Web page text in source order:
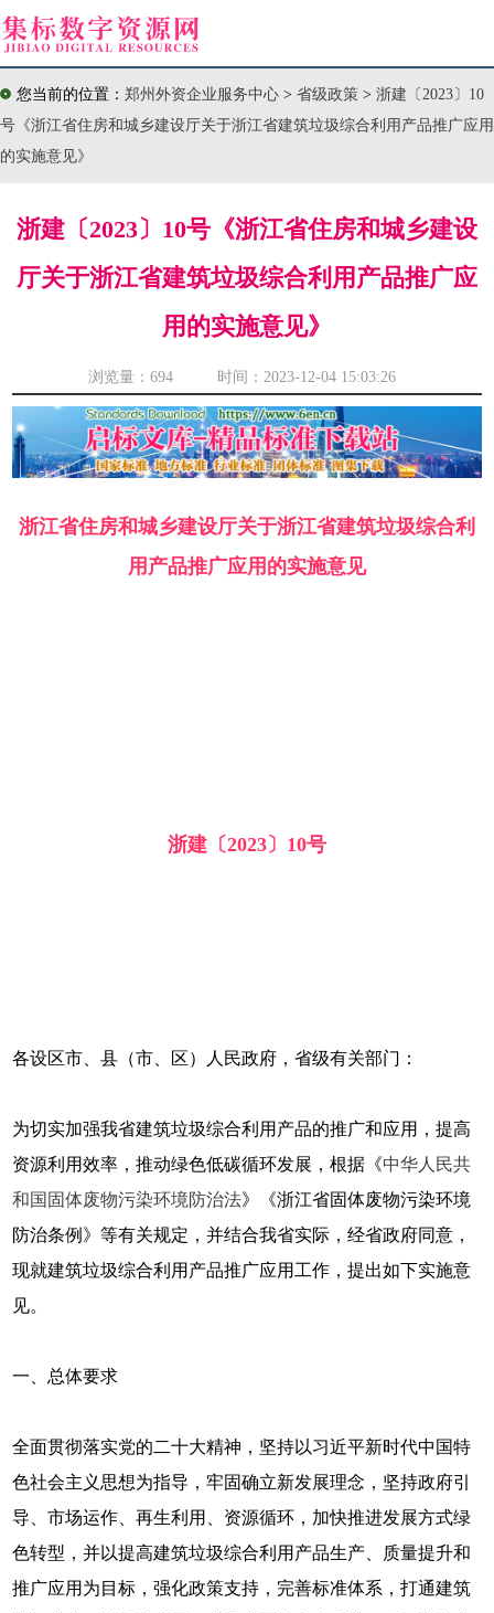
您当前的位置： 郑州外资企业服务中心 > 省级政策 > 浙建〔2023〕10
号《浙江省住房和城乡建设厅关于浙江省建筑垃圾综合利用产品推广应用
的实施意见》
浙建〔2023〕10号《浙江省住房和城乡建设
厅关于浙江省建筑垃圾综合利用产品推广应
用的实施意见》
浏览量： 694 时间：2023-12-04 15:03:26
浙江省住房和城乡建设厅关于浙江省建筑垃圾综合利
用产品推广应用的实施意见
浙建〔2023〕10号
各设区市、县（市、区）人民政府，省级有关部门：
为切实加强我省建筑垃圾综合利用产品的推广和应用，提高
资源利用效率，推动绿色低碳循环发展，根据《中华人民共
和国固体废物污染环境防治法》《浙江省固体废物污染环境
防治条例》等有关规定，并结合我省实际，经省政府同意，
现就建筑垃圾综合利用产品推广应用工作，提出如下实施意
见。
一、总体要求
全面贯彻落实党的二十大精神，坚持以习近平新时代中国特
色社会主义思想为指导，牢固确立新发展理念，坚持政府引
导、市场运作、再生利用、资源循环，加快推进发展方式绿
色转型，并以提高建筑垃圾综合利用产品生产、质量提升和
推广应用为目标，强化政策支持，完善标准体系，打通建筑